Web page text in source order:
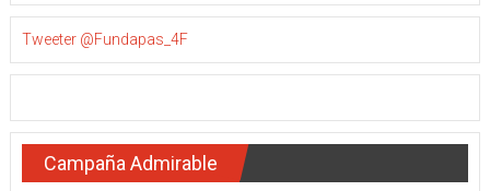
Tweeter @Fundapas_4F
Campaña Admirable